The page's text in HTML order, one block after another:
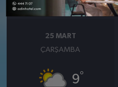
25 MART
ÇARŞAMBA
9°